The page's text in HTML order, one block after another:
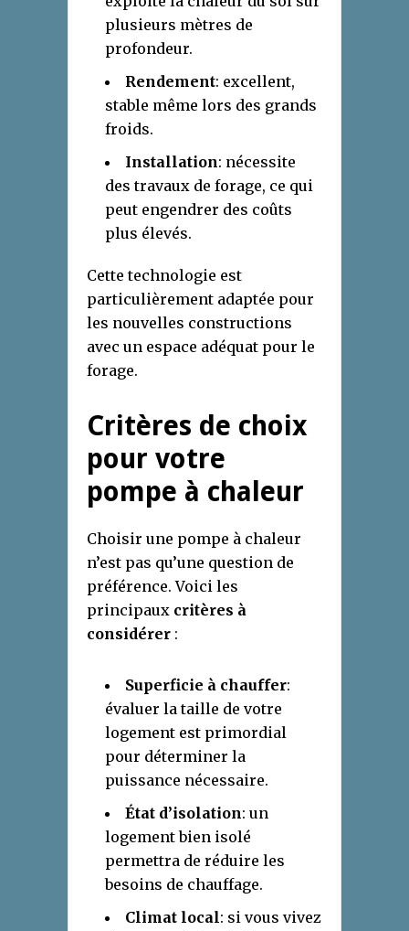
plusieurs mètres de
profondeur.
Rendement: excellent,
stable même lors des grands
froids.
Installation: nécessite
des travaux de forage, ce qui
peut engendrer des coûts
plus élevés.
Cette technologie est
particulièrement adaptée pour
les nouvelles constructions
avec un espace adéquat pour le
forage.
Critères de choix
pour votre
pompe à chaleur
Choisir une pompe à chaleur
n’est pas qu’une question de
préférence. Voici les
principaux critères à
considérer :
Superficie à chauffer:
évaluer la taille de votre
logement est primordial
pour déterminer la
puissance nécessaire.
État d’isolation: un
logement bien isolé
permettra de réduire les
besoins de chauffage.
Climat local: si vous vivez